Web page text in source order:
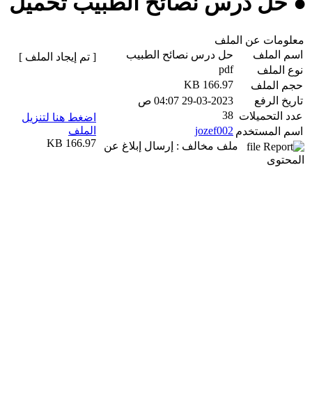
معلومات عن الملف
اسم الملف
حل درس نصائح الطبيب
نوع الملف
pdf
حجم الملف
166.97 KB
تاريخ الرفع
29-03-2023 04:07 ص
عدد التحميلات 38
اسم المستخدم jozef002
ملف مخالف : إرسال إبلاغ عن
المحتوى
[ تم إيجاد الملف ]
اضغط هنا لتنزيل
الملف
166.97 KB